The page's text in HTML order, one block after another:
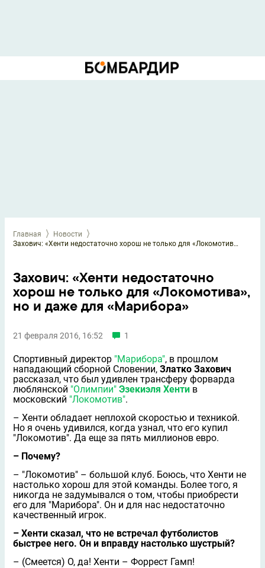
Главная
Новости
Захович: «Хенти недостаточно хорош не только для «Локомотива», но и даже для «Марибора»
Захович: «Хенти недостаточно
хорош не только для «Локомотива»,
но и даже для «Марибора»
21 февраля 2016, 16:52 1
Спортивный директор "Марибора", в прошлом
нападающий сборной Словении, Златко Захович
рассказал, что был удивлен трансферу форварда
люблянской "Олимпии" Эзекиэля Хенти в
московский "Локомотив".
– Хенти обладает неплохой скоростью и техникой.
Но я очень удивился, когда узнал, что его купил
"Локомотив". Да еще за пять миллионов евро.
– Почему?
– "Локомотив" – большой клуб. Боюсь, что Хенти не
настолько хорош для этой команды. Более того, я
никогда не задумывался о том, чтобы приобрести
его для "Марибора". Он и для нас недостаточно
качественный игрок.
– Хенти сказал, что не встречал футболистов
быстрее него. Он и вправду настолько шустрый?
– (Смеется) О, да! Хенти – Форрест Гамп!